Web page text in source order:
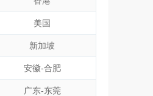
美国
新加坡
安徽-合肥
广东-东莞